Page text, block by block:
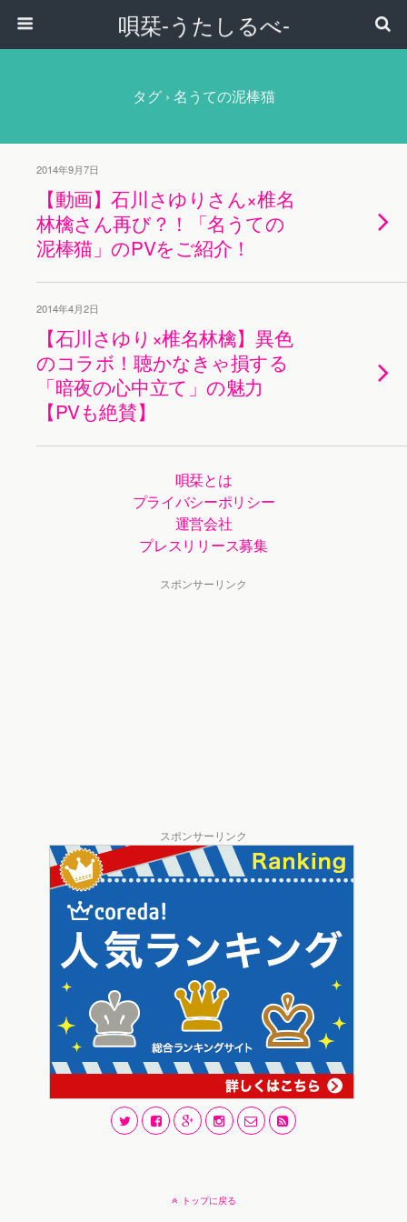
唄栞-うたしるべ-
タグ › 名うての泥棒猫
2014年9月7日
【動画】石川さゆりさん×椎名
林檎さん再び？！「名うての
泥棒猫」のPVをご紹介！
2014年4月2日
【石川さゆり×椎名林檎】異色
のコラボ！聴かなきゃ損する
「暗夜の心中立て」の魅力
【PVも絶賛】
唄栞とは
プライバシーポリシー
運営会社
プレスリリース募集
スポンサーリンク
スポンサーリンク
トップに戻る